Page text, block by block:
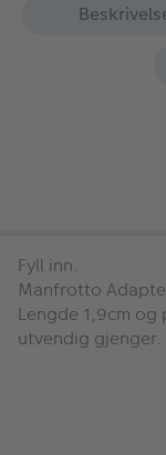
Fyll inn.
Manfrotto
Lengde 1,9cm
utvendig gjenger.